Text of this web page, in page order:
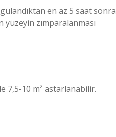
en az 5 saat sonra
yüzeyin zımparalanması
7,5-10 m² astarlanabilir.